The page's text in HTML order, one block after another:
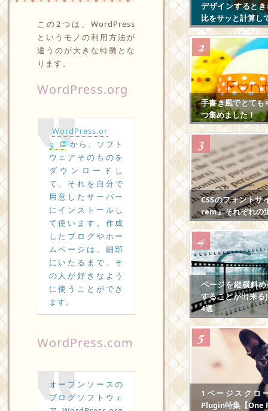
この2つは、WordPress
というモノの利用方法が
違うのが大きな特徴とな
ります。
WordPress.org
WordPress.or
g
から、ソフト
ウェアそのものを
ダウンロードし
て、それを自分で
用意したサーバー
にインストールし
て使います。作成
したブログやホー
ムページは、細部
にいたるまで、そ
の人が好きなよう
に使うことができ
ます。
WordPress.com
オープンソースの
ブログソフトウェ
デザインすると
比をサッと計算し
手書き風でとても
つ集めました！
CSSのフォント
rem』それぞれの
ページを縦横斜
することが出来
4選
1ページスクロ
Plugin特集【One